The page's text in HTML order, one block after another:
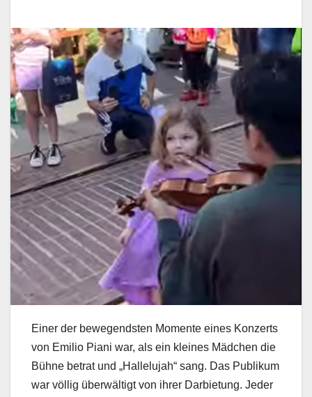
Einer der bewegendsten Momente eines Konzerts
von Emilio Piani war, als ein kleines Mädchen die
Bühne betrat und „Hallelujah“ sang. Das Publikum
war völlig überwältigt von ihrer Darbietung. Jeder